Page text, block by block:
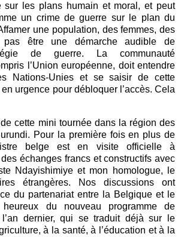
sur les plans humain et moral, et peut
un crime de guerre sur le plan du
une population, des femmes, des
être une démarche audible de
de guerre. La communauté
l’Union européenne, doit entendre
Nations-Unies et se saisir de cette
urgence pour débloquer l’accès. Cela
cette mini tournée dans la région des
Pour la première fois en plus de
belge est en visite officielle à
échanges francs et constructifs avec
Ndayishimiye et mon homologue, le
étrangères. Nos discussions ont
du partenariat entre la Belgique et le
du nouveau programme de
l’an dernier, qui se traduit déjà sur le
à la santé, à l’éducation et à la